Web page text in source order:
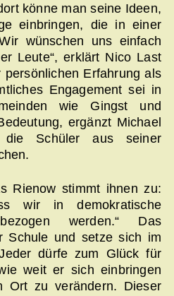
könne man seine Ideen,
einbringen, die in einer
wünschen uns einfach
Leute“, erklärt Nico Last
Erfahrung als
Engagement sei in
wie Gingst und
ergänzt Michael
Schüler aus seiner
Rienow stimmt ihnen zu:
wir in demokratische
werden.“ Das
Schule und setze sich im
dürfe zum Glück für
weit er sich einbringen
Ort zu verändern. Dieser